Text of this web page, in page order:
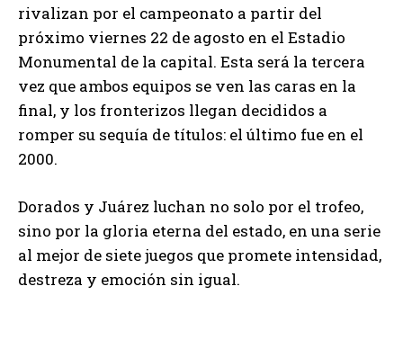
rivalizan por el campeonato a partir del
próximo viernes 22 de agosto en el Estadio
Monumental de la capital. Esta será la tercera
vez que ambos equipos se ven las caras en la
final, y los fronterizos llegan decididos a
romper su sequía de títulos: el último fue en el
2000.
Dorados y Juárez luchan no solo por el trofeo,
sino por la gloria eterna del estado, en una serie
al mejor de siete juegos que promete intensidad,
destreza y emoción sin igual.